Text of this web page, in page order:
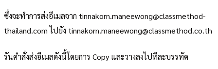
ซึ่งจะทำการส่งอีเมลจาก tinnakorn.maneewong@classmethod-
thailand.com ไปยัง tinnakorn.maneewong@classmethod.co.th
รันคำสั่งส่งอีเมลดังนี้โดยการ Copy และวางลงไปทีละบรรทัด